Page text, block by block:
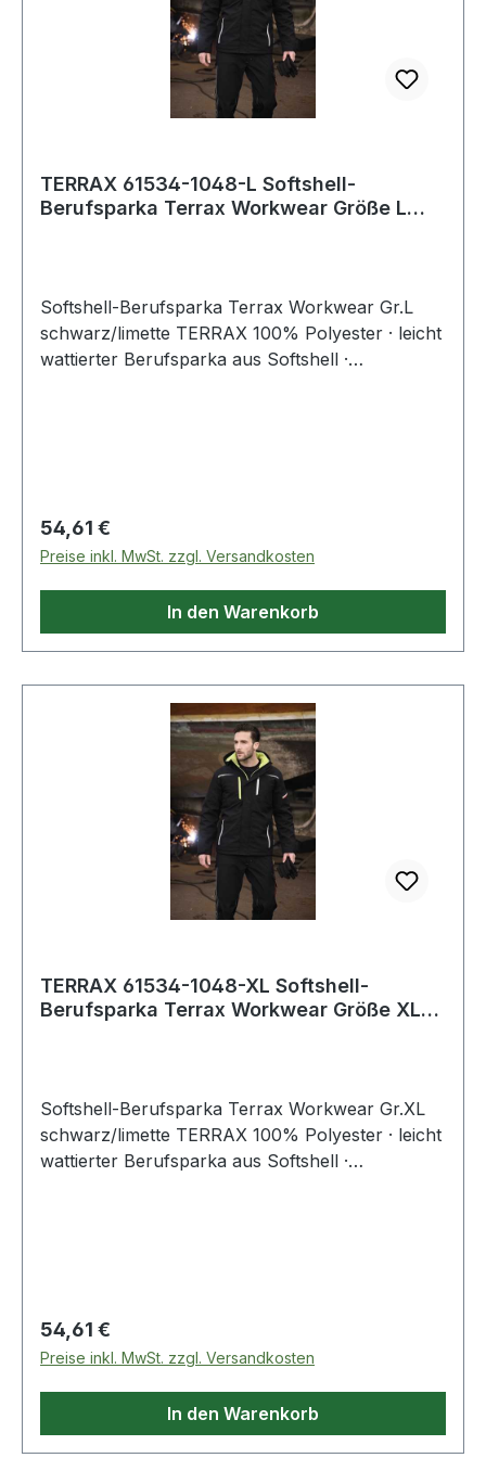
Gelb/Marine 2XL75% cotton, 24% polyester, 1%
TERRAX 61534-1048-L Softshell-
Berufsparka Terrax Workwear Größe L
Softshell-Berufsparka Terrax Workwear Gr.L
schwarz/limette TERRAX 100% Polyester · leicht
wattierter Berufsparka aus Softshell ·
Regulärer Preis:
54,61 €
Preise inkl. MwSt. zzgl. Versandkosten
In den Warenkorb
TERRAX 61534-1048-XL Softshell-
Berufsparka Terrax Workwear Größe XL
Softshell-Berufsparka Terrax Workwear Gr.XL
schwarz/limette TERRAX 100% Polyester · leicht
wattierter Berufsparka aus Softshell ·
Regulärer Preis:
54,61 €
Preise inkl. MwSt. zzgl. Versandkosten
In den Warenkorb